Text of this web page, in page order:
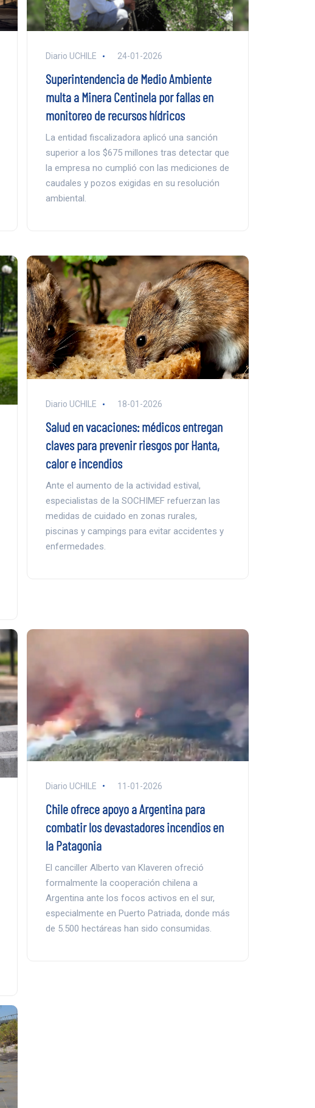
Diario UCHILE 24-01-2026
Superintendencia de Medio Ambiente
multa a Minera Centinela por fallas en
monitoreo de recursos hídricos
La entidad fiscalizadora aplicó una sanción
superior a los $675 millones tras detectar que
la empresa no cumplió con las mediciones de
caudales y pozos exigidas en su resolución
ambiental.
Diario UCHILE 18-01-2026
Salud en vacaciones: médicos entregan
claves para prevenir riesgos por Hanta,
calor e incendios
Ante el aumento de la actividad estival,
especialistas de la SOCHIMEF refuerzan las
medidas de cuidado en zonas rurales,
piscinas y campings para evitar accidentes y
enfermedades.
Diario UCHILE 11-01-2026
Chile ofrece apoyo a Argentina para
combatir los devastadores incendios en
la Patagonia
El canciller Alberto van Klaveren ofreció
formalmente la cooperación chilena a
Argentina ante los focos activos en el sur,
especialmente en Puerto Patriada, donde más
de 5.500 hectáreas han sido consumidas.